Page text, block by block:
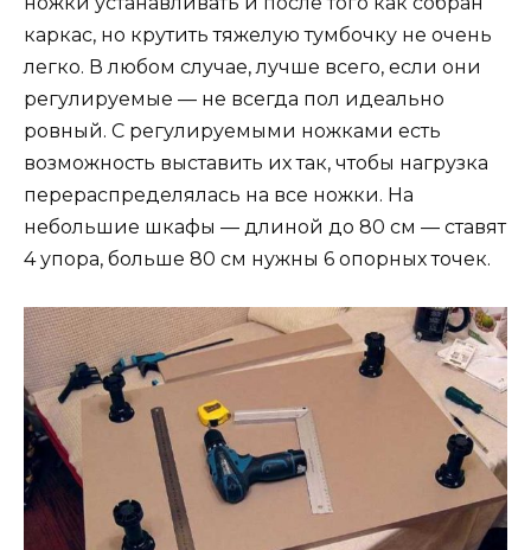
каркас, но крутить тяжелую тумбочку не очень
легко. В любом случае, лучше всего, если они
регулируемые — не всегда пол идеально
ровный. С регулируемыми ножками есть
возможность выставить их так, чтобы нагрузка
перераспределялась на все ножки. На
небольшие шкафы — длиной до 80 см — ставят
4 упора, больше 80 см нужны 6 опорных точек.